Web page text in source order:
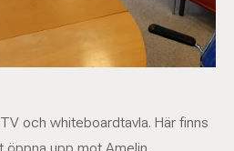
och whiteboardtavla. Här finns